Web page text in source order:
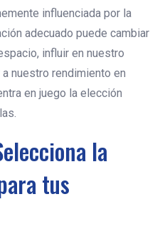
influenciada por la
adecuado puede cambiar
influir en nuestro
nuestro rendimiento en
en juego la elección
la
tus